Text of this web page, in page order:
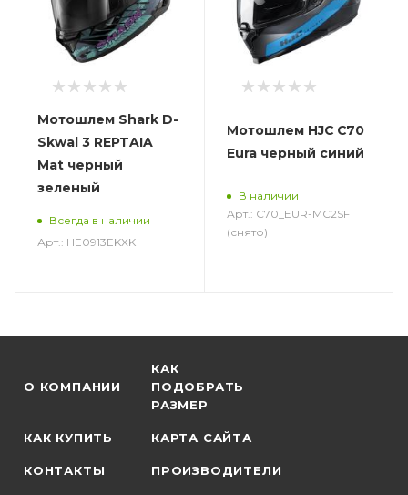
Мотошлем Shark D-
Skwal 3 REPTAIA
Mat черный
зеленый
Всегда в наличии
Арт.: HE0913EKXK
Мотошлем HJC C70
Eura черный синий
В наличии
Арт.: C70_EUR-MC2SF
(снято)
О КОМПАНИИ
КАК
ПОДОБРАТЬ
РАЗМЕР
КАК КУПИТЬ КАРТА САЙТА
КОНТАКТЫ ПРОИЗВОДИТЕЛИ